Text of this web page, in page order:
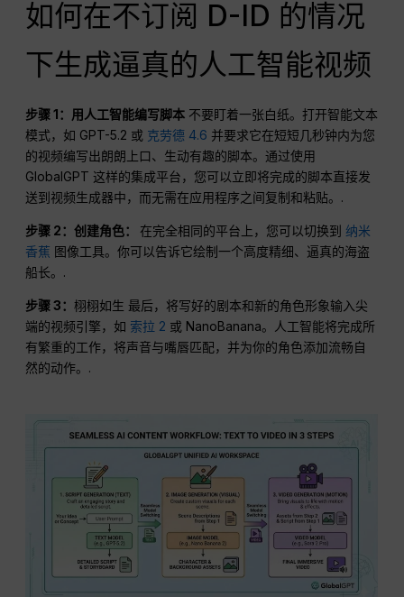
如何在不订阅 D-ID 的情况
下生成逼真的人工智能视频
步骤 1：用人工智能编写脚本 不要盯着一张白纸。打开智能文本
模式，如 GPT-5.2 或 克劳德 4.6 并要求它在短短几秒钟内为您
的视频编写出朗朗上口、生动有趣的脚本。通过使用
GlobalGPT 这样的集成平台，您可以立即将完成的脚本直接发
送到视频生成器中，而无需在应用程序之间复制和粘贴。.
步骤 2：创建角色： 在完全相同的平台上，您可以切换到 纳米
香蕉 图像工具。你可以告诉它绘制一个高度精细、逼真的海盗
船长。.
步骤 3：栩栩如生 最后，将写好的剧本和新的角色形象输入尖
端的视频引擎，如 索拉 2 或 NanoBanana。人工智能将完成所
有繁重的工作，将声音与嘴唇匹配，并为你的角色添加流畅自
然的动作。.